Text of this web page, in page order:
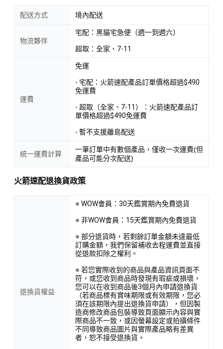
配送方式 境內配送
物流夥伴
宅配：黑貓宅急便（週一到週六）
超取：全家、7-11
運費
免運
- 宅配：火箭速配產品訂單價格超過$490
免運費
- 超取（全家、7-11）：火箭速配產品訂
單價格超過$490免運費
- 暫不支援離島配送
統一運費計算
一筆訂單中有數個產品，僅收一次運費(但
產品可能分次配送)
火箭速配退換貨政策
退換貨權益
※ WOW會員：30天鑑賞期內免費退貨
※ 非WOW會員：15天鑑賞期內免費退貨
※ 部分退貨時，若剩餘訂單金額未達最低
訂購金額，我們保留補收去程運費並直接
從退款扣除之權利。
※ 若您實際收到的商品與產品資訊頁面不
符，或您收到商品時發現有瑕疵或損壞，
您可以在收到商品後3個月內申請退換貨
（若商品標有賞味期限或有效期限，您必
須在該期限內提出退換貨申請），但因製
造商修改商品包裝導致頁面顯示內容與實
際商品不一致，或因螢幕設定或拍攝條件
不同導致商品圖片與實際產品略有差異
者，恕不接受退換貨。